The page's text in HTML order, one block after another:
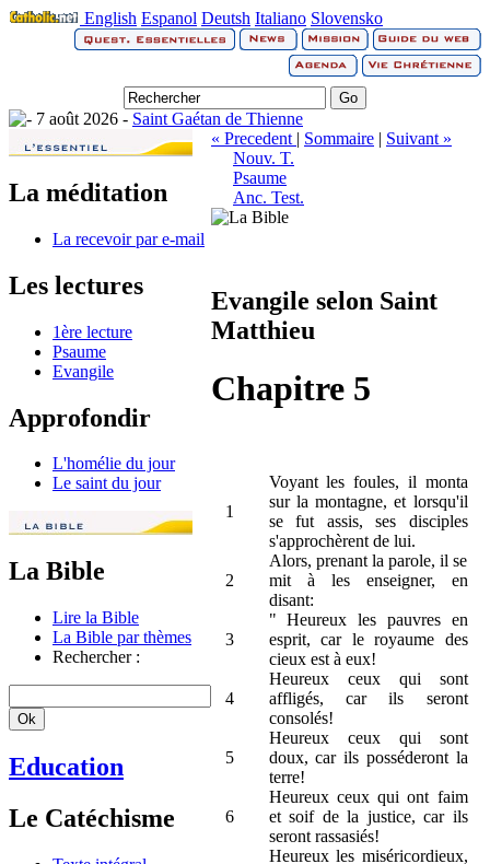
English Espanol Deutsh Italiano Slovensko
7 août 2026 - Saint Gaétan de Thienne
La méditation
La recevoir par e-mail
Les lectures
1ère lecture
Psaume
Evangile
Approfondir
L'homélie du jour
Le saint du jour
La Bible
Lire la Bible
La Bible par thèmes
Rechercher :
Education
Le Catéchisme
« Precedent | Sommaire | Suivant »
Nouv. T.
Psaume
Anc. Test.
Evangile selon Saint
Matthieu
Chapitre 5
1
Voyant les foules, il monta
sur la montagne, et lorsqu'il
se fut assis, ses disciples
s'approchèrent de lui.
2
Alors, prenant la parole, il se
mit à les enseigner, en
disant:
3
" Heureux les pauvres en
esprit, car le royaume des
cieux est à eux!
4
Heureux ceux qui sont
affligés, car ils seront
consolés!
5
Heureux ceux qui sont
doux, car ils posséderont la
terre!
6
Heureux ceux qui ont faim
et soif de la justice, car ils
seront rassasiés!
Heureux les miséricordieux,